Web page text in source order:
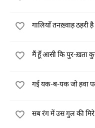
गालियाँ तनख़्वाह ठहरी
मैं हूँ आसी कि पुर-ख़ता
गई यक-ब-यक जो हवा
सब रंग में उस गुल की